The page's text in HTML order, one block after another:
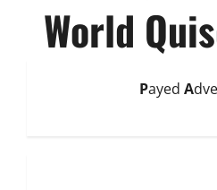
World
Payed A